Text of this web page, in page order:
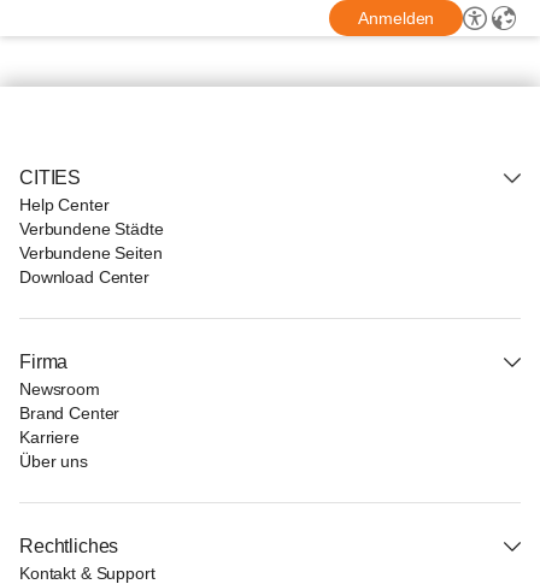
Anmelden
CITIES
Help Center
Verbundene Städte
Verbundene Seiten
Download Center
Firma
Newsroom
Brand Center
Karriere
Über uns
Rechtliches
Kontakt & Support